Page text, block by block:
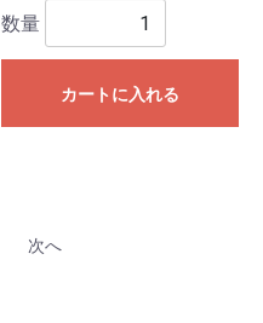
数量
カートに入れる
次へ